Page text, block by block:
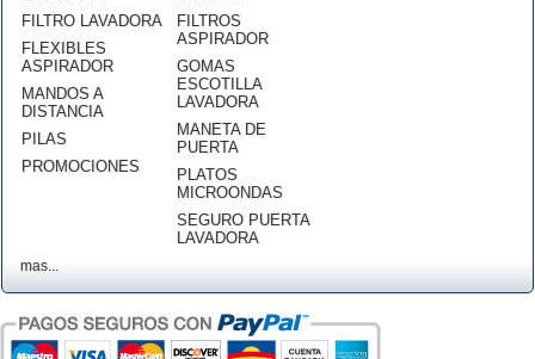
FILTRO LAVADORA
FLEXIBLES
ASPIRADOR
MANDOS A
DISTANCIA
PILAS
PROMOCIONES
FILTROS
ASPIRADOR
GOMAS
ESCOTILLA
LAVADORA
MANETA DE
PUERTA
PLATOS
MICROONDAS
SEGURO PUERTA
LAVADORA
mas...